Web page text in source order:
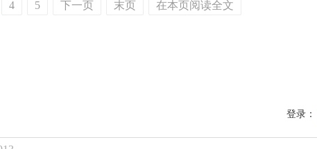
4 5 下一页 末页 在本页阅读全文
登录：